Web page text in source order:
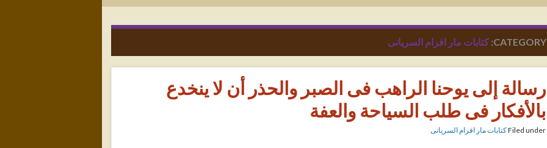
CATEGORY: كتابات مار افرام السريانى
رسالة إلى يوحنا الراهب فى الصبر والحذر أن لا ينخدع
بالأفكار فى طلب السياحة والعفة
Filed underكتابات مار افرام السريانى